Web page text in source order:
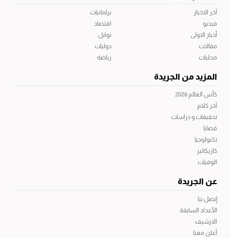
آخر الاخبار
فيديو
أخبار الاولى
مقالات
محليات
برلمانيات
اقتصاد
توابل
دوليات
رياضة
المزيد من الجريدة
كأس العالم 2026
آخر كلام
تحقيقات و دراسات
قضايا
تكنولوجيا
كاريكاتير
الوفيات
عن الجريدة
إتصل بنا
الأعداد السابقة
الارشيف
أعلن معنا